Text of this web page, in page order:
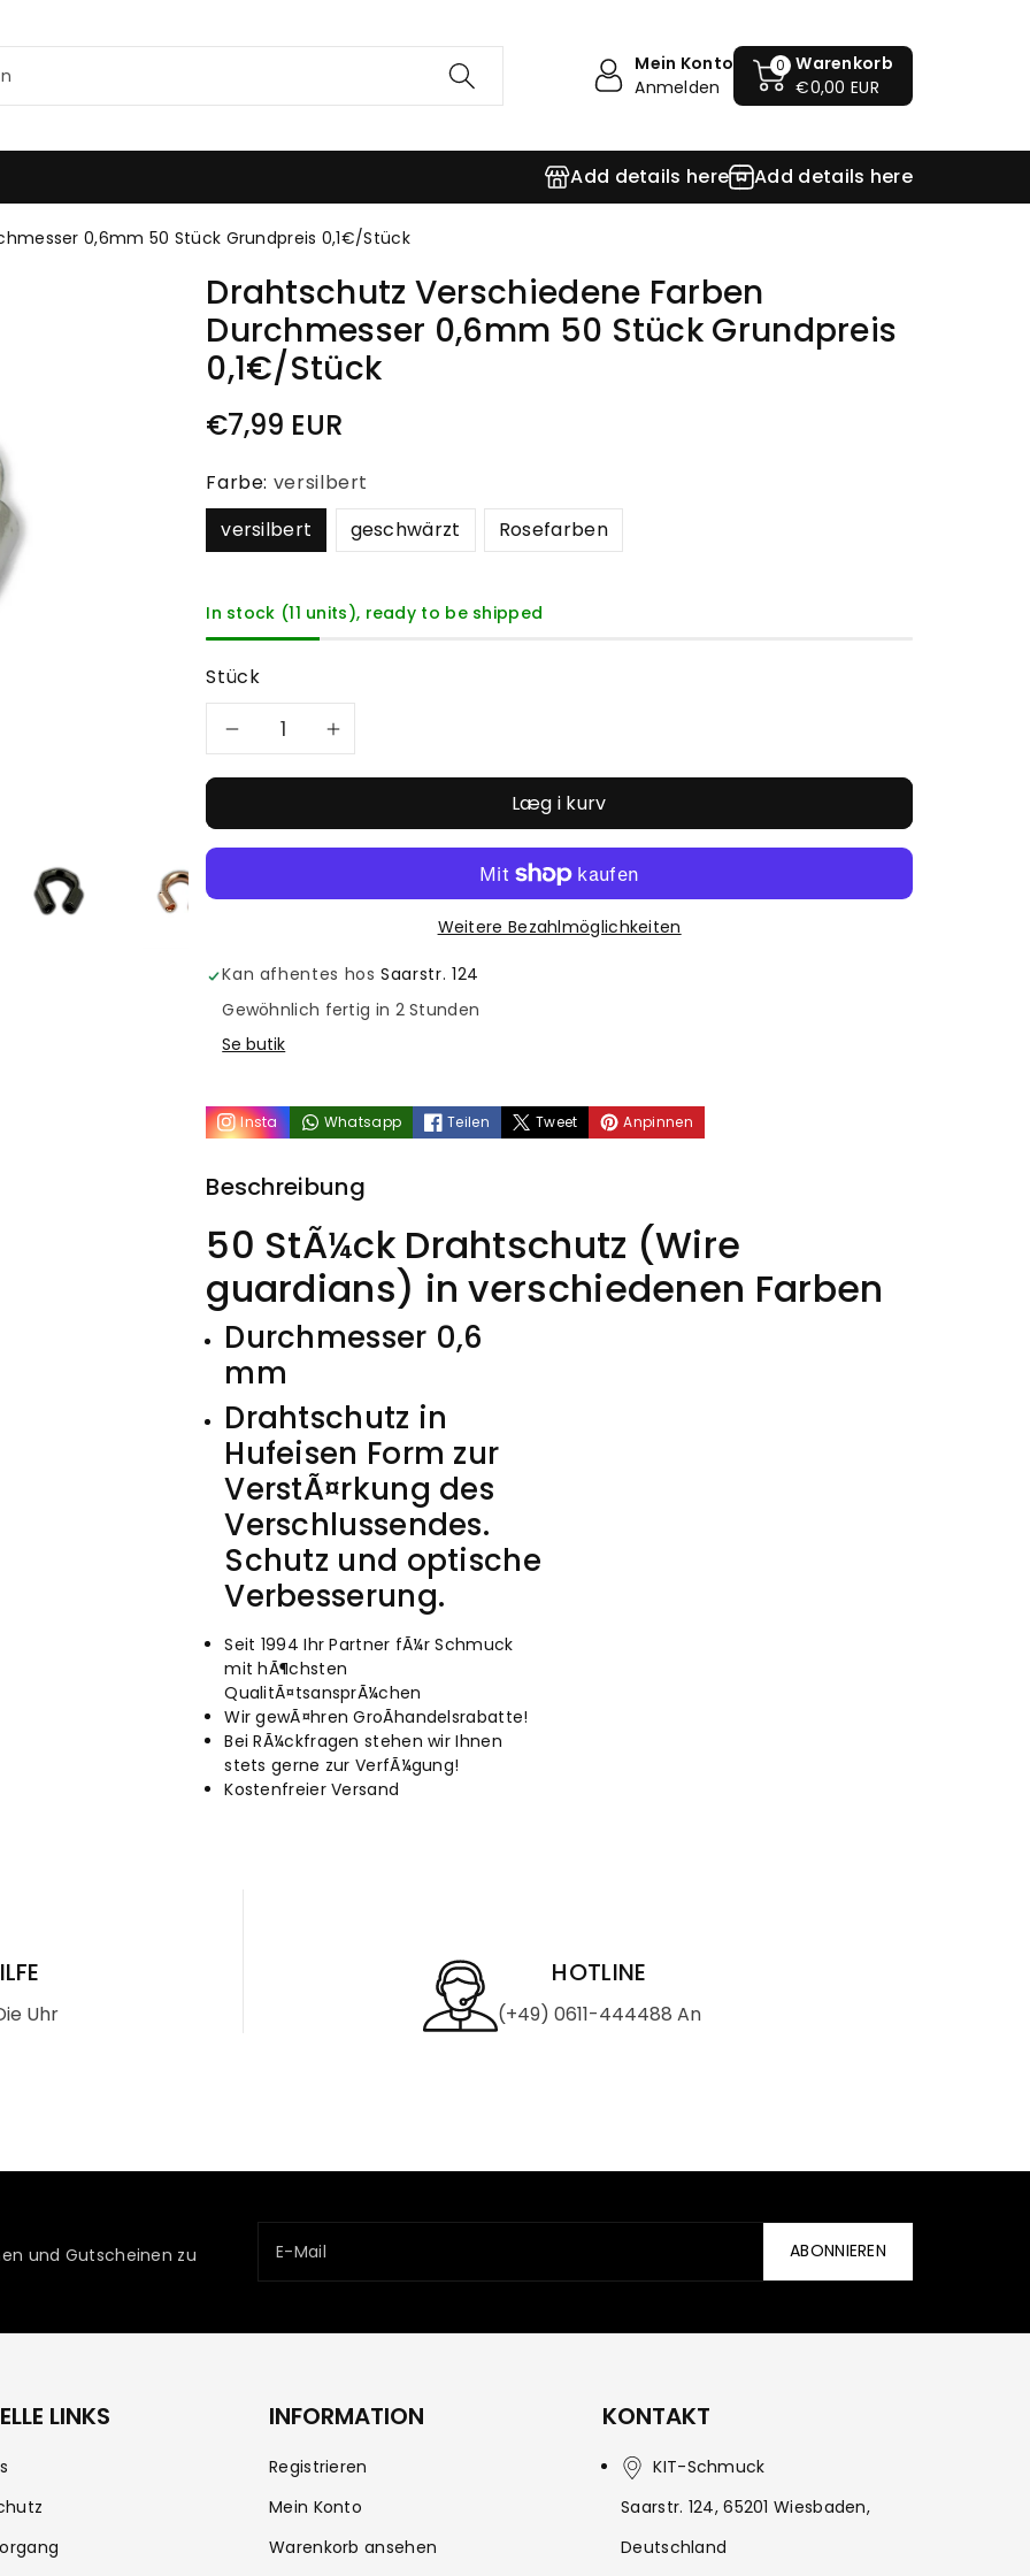
Mein Konto
Anmelden
0
Warenkorb
€0,00 EUR
Add details here Add details here
0,6mm 50 Stück Grundpreis 0,1€/Stück
Drahtschutz Verschiedene Farben
Durchmesser 0,6mm 50 Stück Grundpreis
0,1€/Stück
€7,99 EUR
Farbe: versilbert
versilbert
geschwärzt Rosefarben
In stock (11 units), ready to be shipped
Stück
Formindsk
for
Drahtschutz
verschiedene
Farben
Durchmesser
0,6mm
50
Stück
Grundpreis
0,1€/Stück
Øg
for
Drahtschutz
verschiedene
Farben
0,6mm
50
Stück
Grundpreis
0,1€/Stück
Læg i kurv
Weitere Bezahlmöglichkeiten
Kan afhentes hosSaarstr. 124
Gewöhnlich fertig in 2 Stunden
Se butik
Insta Whatsapp Teilen Tweet Anpinnen
Beschreibung
50 StÃ¼ck Drahtschutz (Wire
guardians) in verschiedenen Farben
Durchmesser 0,6
mm
Drahtschutz in
Hufeisen Form zur
VerstÃ¤rkung des
Verschlussendes.
Schutz und optische
Verbesserung.
Seit 1994 Ihr Partner fÃ¼r Schmuck
mit hÃ¶chsten
QualitÃ¤tsansprÃ¼chen
Wir gewÃ¤hren GroÃhandelsrabatte!
Bei RÃ¼ckfragen stehen wir Ihnen
stets gerne zur VerfÃ¼gung!
Kostenfreier Versand
Uhr
HOTLINE
(+49) 0611-444488 An
und Gutscheinen zu E-Mail ABONNIEREN
LINKS INFORMATION
Registrieren
Mein Konto
Warenkorb ansehen
KONTAKT
KIT-Schmuck
Saarstr. 124, 65201 Wiesbaden,
Deutschland